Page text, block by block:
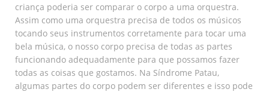
criança poderia ser comparar o corpo a uma orquestra.
Assim como uma orquestra precisa de todos os músicos
tocando seus instrumentos corretamente para tocar uma
bela música, o nosso corpo precisa de todas as partes
funcionando adequadamente para que possamos fazer
todas as coisas que gostamos. Na Síndrome Patau,
algumas partes do corpo podem ser diferentes e isso pode